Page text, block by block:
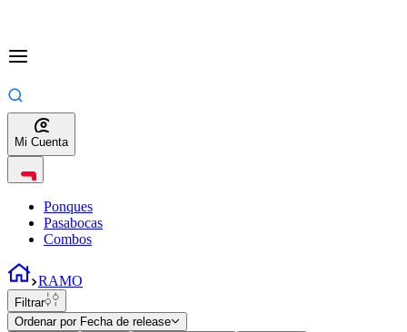
Mi Cuenta
Ponques
Pasabocas
Combos
RAMO
Filtrar
Ordenar por Fecha de release